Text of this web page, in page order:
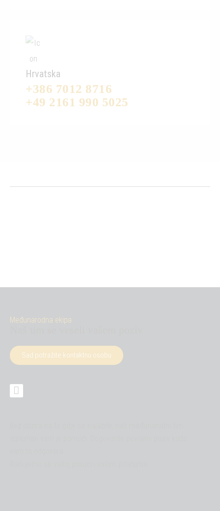
Hrvatska
+386 7012 8716
+49 2161 990 5025
Međunarodna ekipa
Sad potražite kontaktnu osobu